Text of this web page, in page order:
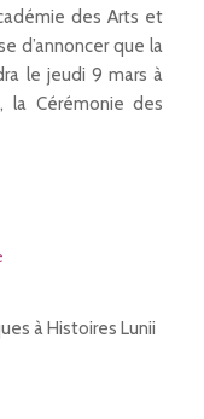
des Arts et
d’annoncer que la
le jeudi 9 mars à
Cérémonie des
à Histoires Lunii